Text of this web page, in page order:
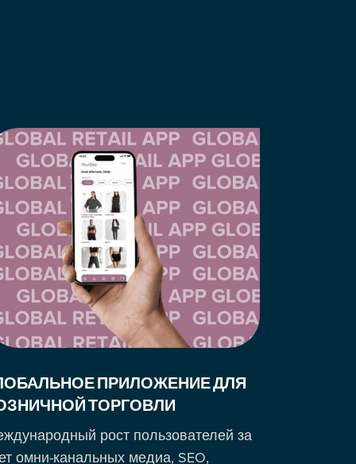
ПРИЛОЖЕНИЕ ДЛЯ
ТОРГОВЛИ
рост пользователей за
омни-канальных медиа, SEO,